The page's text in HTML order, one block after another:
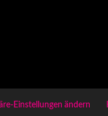
Einstellungen ändern